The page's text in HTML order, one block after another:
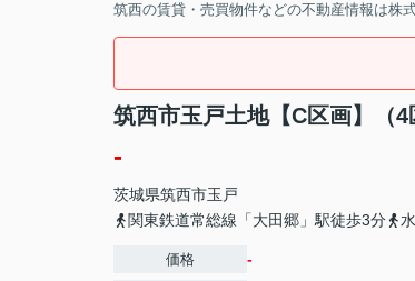
筑西の賃貸・売買物件などの不動産情報は株
筑西市玉戸土地【C区画】（4
-
茨城県筑西市玉戸
関東鉄道常総線「大田郷」駅徒歩3分
価格 -